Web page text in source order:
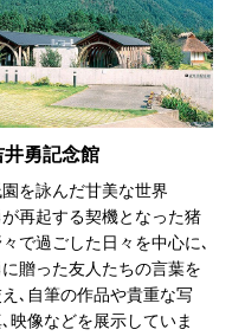
井勇記念館
を詠んだ甘美な世界
が再起する契機となった猪
々で過ごした日々を中心に､
に贈った友人たちの言葉を
､自筆の作品や貴重な写
映像などを展示していま